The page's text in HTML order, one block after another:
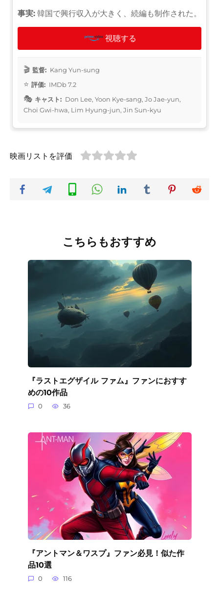
事実: 韓国で興行収入が大きく、続編も制作された。
視聴する
監督: Kang Yun-sung
評価: IMDb 7.2
キャスト: Don Lee, Yoon Kye-sang, Jo Jae-yun,
Choi Gwi-hwa, Lim Hyung-jun, Jin Sun-kyu
映画リストを評価
こちらもおすすめ
『ラストエグザイル ファム』ファンにおすす
めの10作品
0 36
『アントマン＆ワスプ』ファン必見！似た作
品10選
0 116